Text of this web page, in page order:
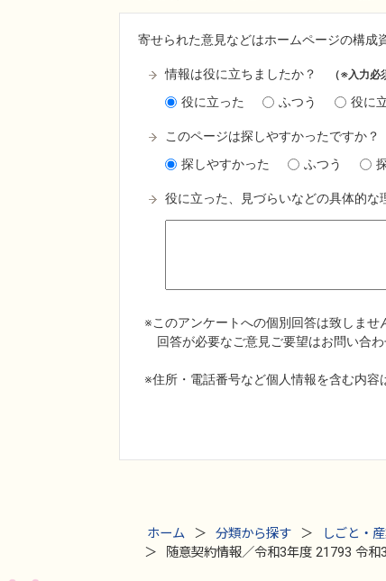
ホーム 分類から探す しごと・
随意契約情報／令和3年度 21793 令